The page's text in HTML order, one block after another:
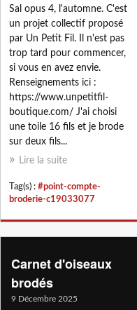
Sal opus 4, l'automne. C'est
un projet collectif proposé
par Un Petit Fil. Il n'est pas
trop tard pour commencer,
si vous en avez envie.
Renseignements ici :
https://www.unpetitfil-
boutique.com/ J'ai choisi
une toile 16 fils et je brode
sur deux fils...
Lire la suite
Tag(s) : #point-compte-
broderie-c19033077
Carnet d'oiseaux
brodés
9 Décembre 2025